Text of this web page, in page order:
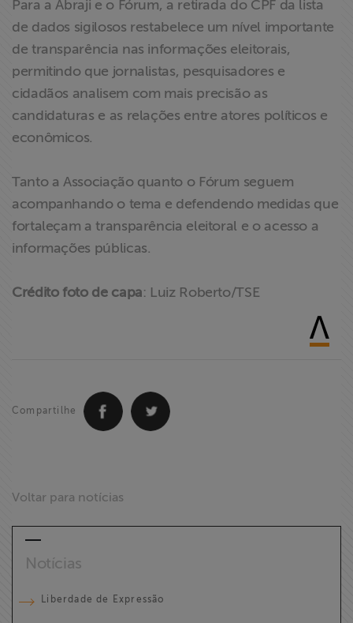
Para a Abraji e o Fórum, a retirada do CPF da lista
de dados sigilosos restabelece um nível importante
de transparência nas informações eleitorais,
permitindo que jornalistas, pesquisadores e
cidadãos analisem com mais precisão as
candidaturas e as relações entre atores políticos e
econômicos.
Tanto a Associação quanto o Fórum seguem
acompanhando o tema e defendendo medidas que
fortaleçam a transparência eleitoral e o acesso a
informações públicas.
Crédito foto de capa: Luiz Roberto/TSE
Compartilhe
Voltar para notícias
Notícias
Liberdade de Expressão